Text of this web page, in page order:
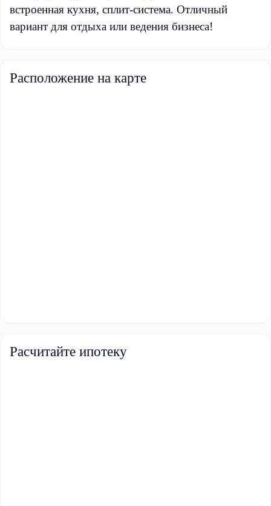
встроенная кухня, сплит-система. Отличный
вариант для отдыха или ведения бизнеса!
Расположение на карте
Расчитайте ипотеку